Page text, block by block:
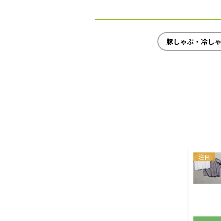
豚しゃぶ・冷し
注目